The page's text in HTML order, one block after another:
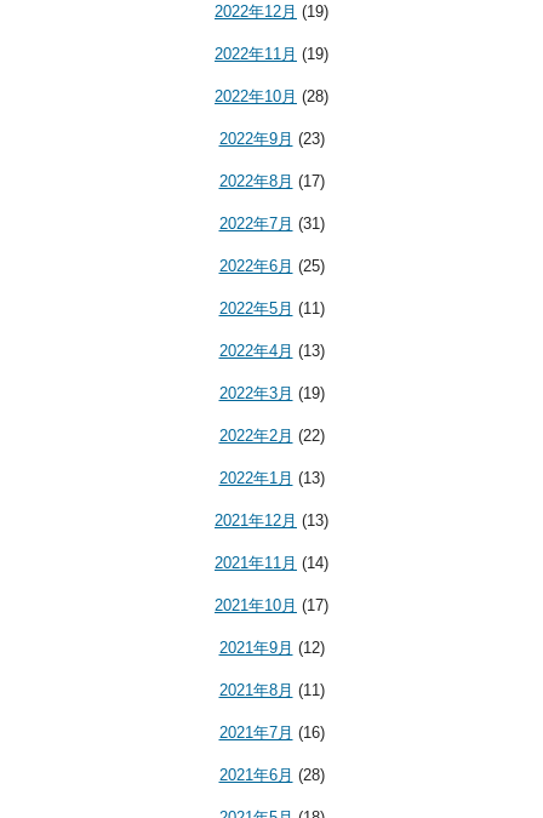
2022年12月 (19)
2022年11月 (19)
2022年10月 (28)
2022年9月 (23)
2022年8月 (17)
2022年7月 (31)
2022年6月 (25)
2022年5月 (11)
2022年4月 (13)
2022年3月 (19)
2022年2月 (22)
2022年1月 (13)
2021年12月 (13)
2021年11月 (14)
2021年10月 (17)
2021年9月 (12)
2021年8月 (11)
2021年7月 (16)
2021年6月 (28)